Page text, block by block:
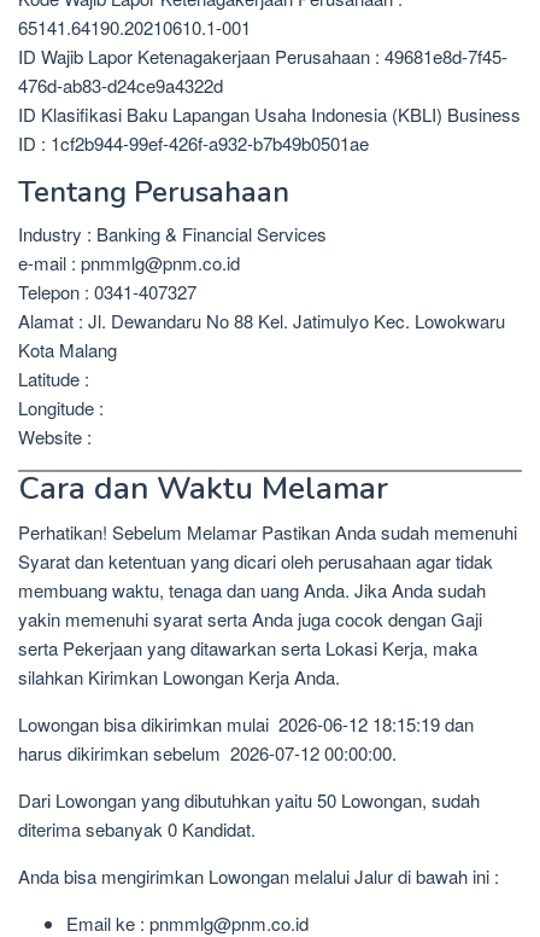
65141.64190.20210610.1-001
ID Wajib Lapor Ketenagakerjaan Perusahaan : 49681e8d-7f45-
476d-ab83-d24ce9a4322d
ID Klasifikasi Baku Lapangan Usaha Indonesia (KBLI) Business
ID : 1cf2b944-99ef-426f-a932-b7b49b0501ae
Tentang Perusahaan
Industry : Banking & Financial Services
e-mail : pnmmlg@pnm.co.id
Telepon : 0341-407327
Alamat : Jl. Dewandaru No 88 Kel. Jatimulyo Kec. Lowokwaru
Kota Malang
Latitude :
Longitude :
Website :
Cara dan Waktu Melamar
Perhatikan! Sebelum Melamar Pastikan Anda sudah memenuhi
Syarat dan ketentuan yang dicari oleh perusahaan agar tidak
membuang waktu, tenaga dan uang Anda. Jika Anda sudah
yakin memenuhi syarat serta Anda juga cocok dengan Gaji
serta Pekerjaan yang ditawarkan serta Lokasi Kerja, maka
silahkan Kirimkan Lowongan Kerja Anda.
Lowongan bisa dikirimkan mulai 2026-06-12 18:15:19 dan
harus dikirimkan sebelum 2026-07-12 00:00:00.
Dari Lowongan yang dibutuhkan yaitu 50 Lowongan, sudah
diterima sebanyak 0 Kandidat.
Anda bisa mengirimkan Lowongan melalui Jalur di bawah ini :
Email ke : pnmmlg@pnm.co.id